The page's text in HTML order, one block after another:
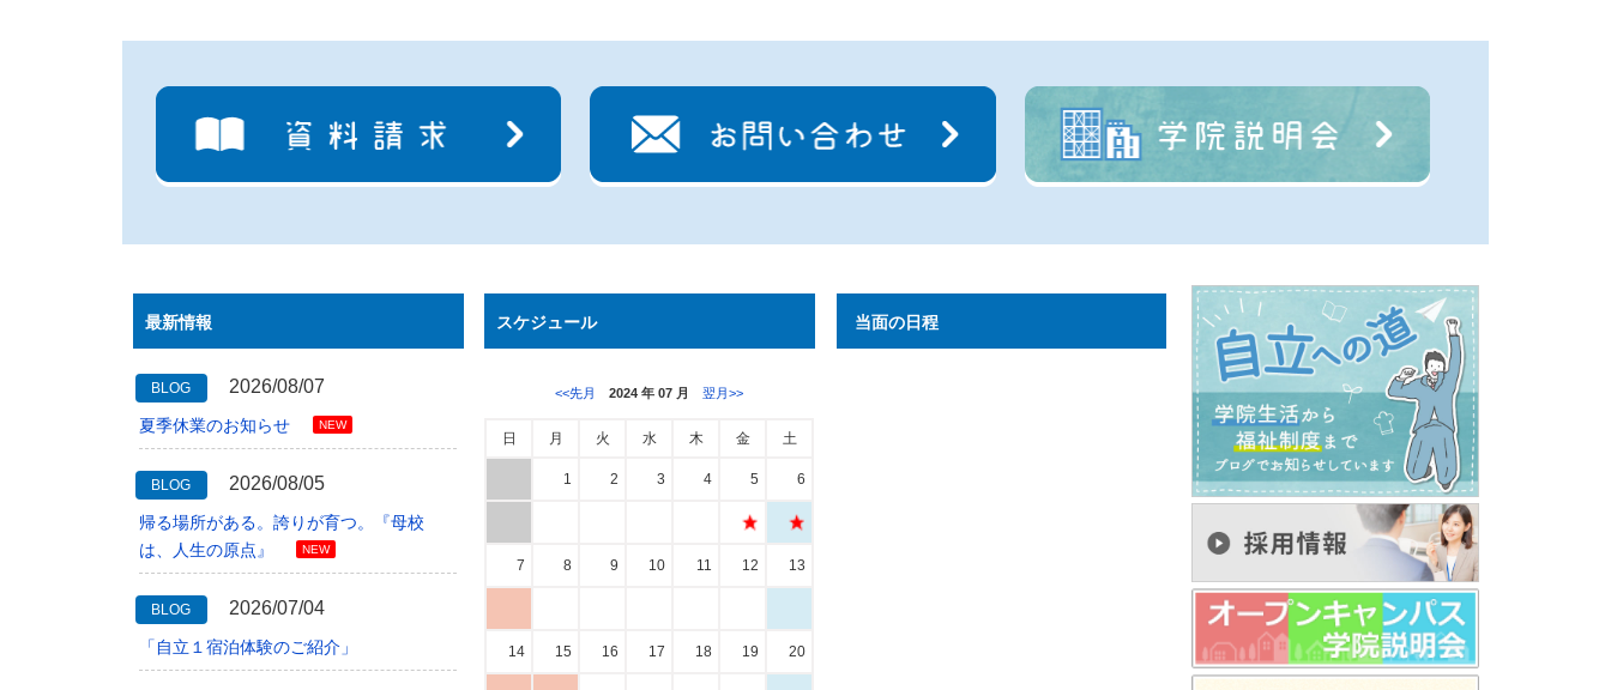
最新情報
BLOG 2026/08/07
夏季休業のお知らせ NEW
BLOG 2026/08/05
帰る場所がある。誇りが育つ。『母校
は、人生の原点』
NEW
BLOG 2026/07/04
「自立１宿泊体験のご紹介」
スケジュール
<<先月 2024 年 07 月 翌月>>
日 月 火 水 木 金 土
1 2 3 4 5 6
7 8 9 10 11 12 13
14 15 16 17 18 19 20
当面の日程